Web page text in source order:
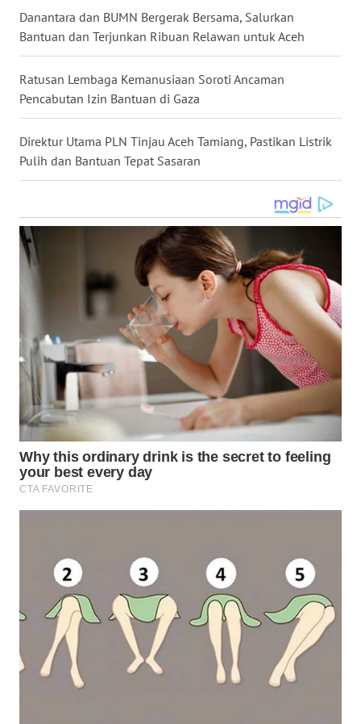
Danantara dan BUMN Bergerak Bersama, Salurkan
Bantuan dan Terjunkan Ribuan Relawan untuk Aceh
Ratusan Lembaga Kemanusiaan Soroti Ancaman
Pencabutan Izin Bantuan di Gaza
Direktur Utama PLN Tinjau Aceh Tamiang, Pastikan Listrik
Pulih dan Bantuan Tepat Sasaran
WN
NUSANTARA
WN
JOGJA
WN
JATIM
BALI
KALTENG
KALTARA
WN
KALSEL
KALTIM
SULSEL
WN
GORONTALO
WN